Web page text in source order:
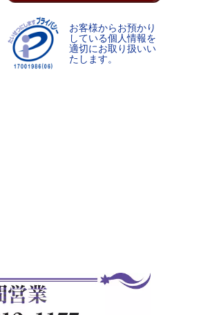
お客様からお預かり
している個人情報を
適切にお取り扱いい
たします。